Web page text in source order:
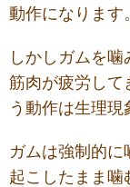
動作になります。
しかしガムを
筋肉が疲労して
う動作は生理現
ガムは強制的に
起こしたまま噛